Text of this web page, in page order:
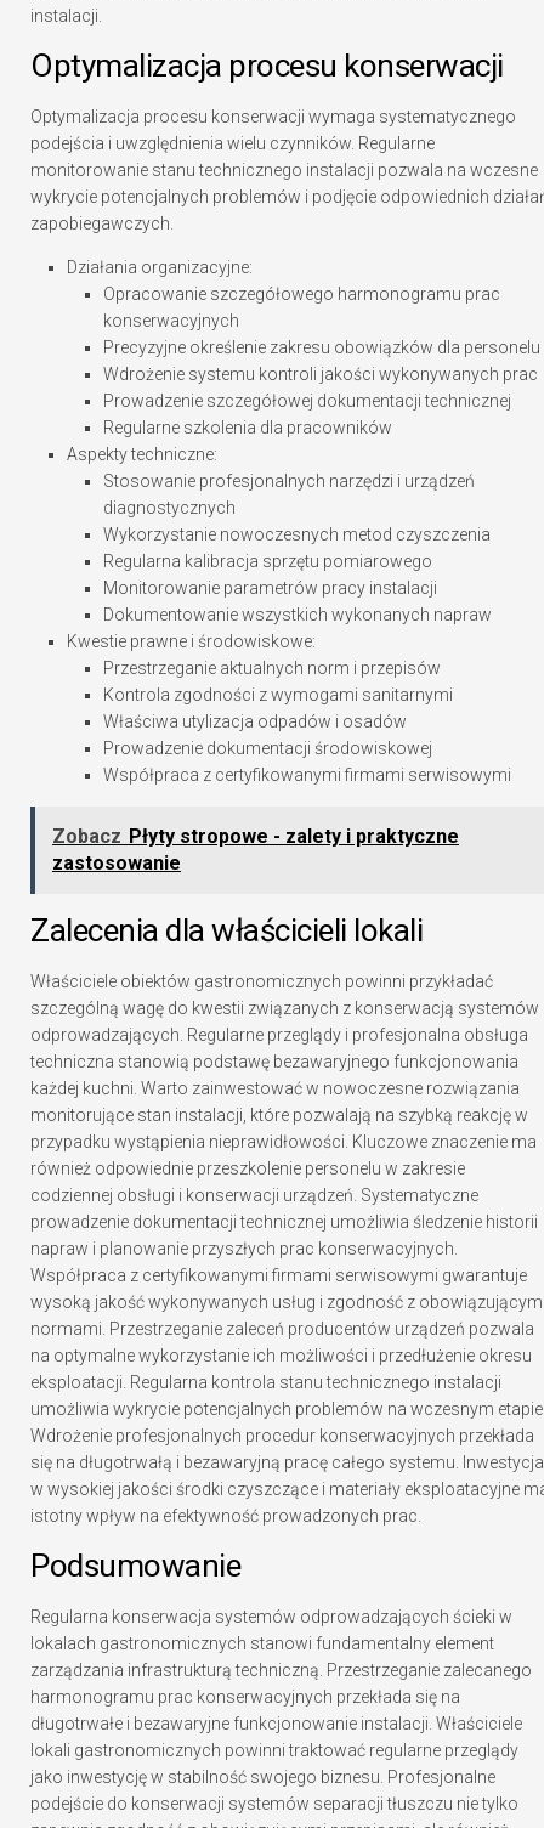
instalacji.
Optymalizacja procesu konserwacji
Optymalizacja procesu konserwacji wymaga systematycznego
podejścia i uwzględnienia wielu czynników. Regularne
monitorowanie stanu technicznego instalacji pozwala na wczesne
wykrycie potencjalnych problemów i podjęcie odpowiednich
zapobiegawczych.
Działania organizacyjne:
Opracowanie szczegółowego harmonogramu prac
konserwacyjnych
Precyzyjne określenie zakresu obowiązków dla personelu
Wdrożenie systemu kontroli jakości wykonywanych prac
Prowadzenie szczegółowej dokumentacji technicznej
Regularne szkolenia dla pracowników
Aspekty techniczne:
Stosowanie profesjonalnych narzędzi i urządzeń
diagnostycznych
Wykorzystanie nowoczesnych metod czyszczenia
Regularna kalibracja sprzętu pomiarowego
Monitorowanie parametrów pracy instalacji
Dokumentowanie wszystkich wykonanych napraw
Kwestie prawne i środowiskowe:
Przestrzeganie aktualnych norm i przepisów
Kontrola zgodności z wymogami sanitarnymi
Właściwa utylizacja odpadów i osadów
Prowadzenie dokumentacji środowiskowej
Współpraca z certyfikowanymi firmami serwisowymi
Zobacz Płyty stropowe - zalety i praktyczne
zastosowanie
Zalecenia dla właścicieli lokali
Właściciele obiektów gastronomicznych powinni przykładać
szczególną wagę do kwestii związanych z konserwacją systemów
odprowadzających. Regularne przeglądy i profesjonalna obsługa
techniczna stanowią podstawę bezawaryjnego funkcjonowania
każdej kuchni. Warto zainwestować w nowoczesne rozwiązania
monitorujące stan instalacji, które pozwalają na szybką reakcję w
przypadku wystąpienia nieprawidłowości. Kluczowe znaczenie ma
również odpowiednie przeszkolenie personelu w zakresie
codziennej obsługi i konserwacji urządzeń. Systematyczne
prowadzenie dokumentacji technicznej umożliwia śledzenie historii
napraw i planowanie przyszłych prac konserwacyjnych.
Współpraca z certyfikowanymi firmami serwisowymi gwarantuje
wysoką jakość wykonywanych usług i zgodność z
normami. Przestrzeganie zaleceń producentów urządzeń pozwala
na optymalne wykorzystanie ich możliwości i przedłużenie okresu
eksploatacji. Regularna kontrola stanu technicznego instalacji
umożliwia wykrycie potencjalnych problemów na wczesnym
Wdrożenie profesjonalnych procedur konserwacyjnych przekłada
się na długotrwałą i bezawaryjną pracę całego systemu. Inwestycja
w wysokiej jakości środki czyszczące i materiały eksploatacyjne
istotny wpływ na efektywność prowadzonych prac.
Podsumowanie
Regularna konserwacja systemów odprowadzających ścieki w
lokalach gastronomicznych stanowi fundamentalny element
zarządzania infrastrukturą techniczną. Przestrzeganie zalecanego
harmonogramu prac konserwacyjnych przekłada się na
długotrwałe i bezawaryjne funkcjonowanie instalacji. Właściciele
lokali gastronomicznych powinni traktować regularne przeglądy
jako inwestycję w stabilność swojego biznesu. Profesjonalne
podejście do konserwacji systemów separacji tłuszczu nie tylko